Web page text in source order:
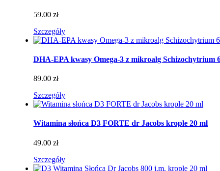
59.00 zł
Szczegóły
DHA-EPA kwasy Omega-3 z mikroalg Schizochytrium
89.00 zł
Szczegóły
Witamina słońca D3 FORTE dr Jacobs krople 20 ml
49.00 zł
Szczegóły